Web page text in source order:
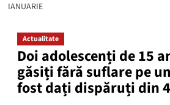
IANUARIE
Actualitate
Doi adolescenți de 15
găsiți fără suflare pe
fost dați dispăruți din